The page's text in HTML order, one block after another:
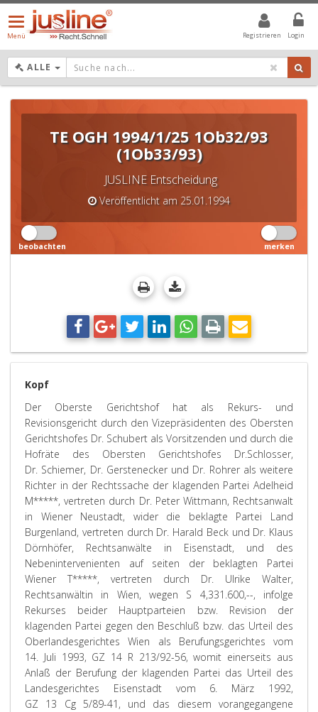
Registrieren Login
Menü
öffnen/schließen
Menü
ALLE DROPDOWN: GEWÄHLTER WERT IST ALLE
TE OGH 1994/1/25 1Ob32/93
(1Ob33/93)
JUSLINE Entscheidung
Veröffentlicht am 25.01.1994
beobachten merken
Kopf
Der Oberste Gerichtshof hat als Rekurs- und
Revisionsgericht durch den Vizepräsidenten des Obersten
Gerichtshofes Dr. Schubert als Vorsitzenden und durch die
Hofräte des Obersten Gerichtshofes Dr.Schlosser,
Dr. Schiemer, Dr. Gerstenecker und Dr. Rohrer als weitere
Richter in der Rechtssache der klagenden Partei Adelheid
M*****, vertreten durch Dr. Peter Wittmann, Rechtsanwalt
in Wiener Neustadt, wider die beklagte Partei Land
Burgenland, vertreten durch Dr. Harald Beck und Dr. Klaus
Dörnhöfer, Rechtsanwälte in Eisenstadt, und des
Nebenintervenienten auf seiten der beklagten Partei
Wiener T*****, vertreten durch Dr. Ulrike Walter,
Rechtsanwältin in Wien, wegen S 4,331.600,--, infolge
Rekurses beider Hauptparteien bzw. Revision der
klagenden Partei gegen den Beschluß bzw. das Urteil des
Oberlandesgerichtes Wien als Berufungsgerichtes vom
14. Juli 1993, GZ 14 R 213/92-56, womit einerseits aus
Anlaß der Berufung der klagenden Partei das Urteil des
Landesgerichtes Eisenstadt vom 6. März 1992,
GZ 13 Cg 5/89-41, und das diesem vorangegangene